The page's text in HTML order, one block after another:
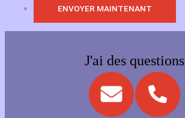
J'ai des questions